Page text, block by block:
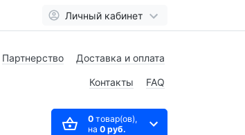
Личный кабинет
Партнерство Доставка и оплата
Контакты FAQ
0товар(ов),
на 0 руб.